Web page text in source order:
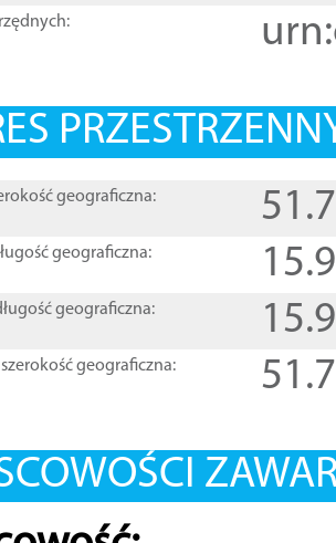
geograficzna:
geograficzna:
geograficzna:
geograficzna: